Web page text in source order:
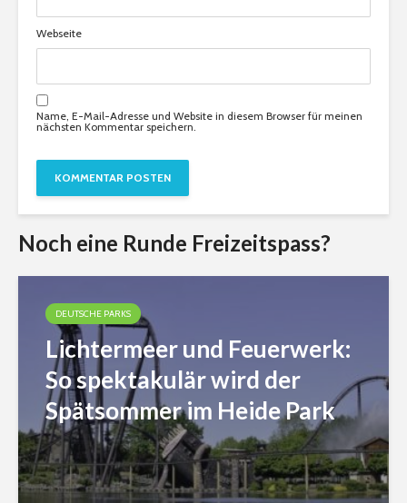
Webseite
Name, E-Mail-Adresse und Website in diesem Browser für meinen
nächsten Kommentar speichern.
Noch eine Runde Freizeitspass?
DEUTSCHE PARKS
Lichtermeer und Feuerwerk:
So spektakulär wird der
Spätsommer im Heide Park